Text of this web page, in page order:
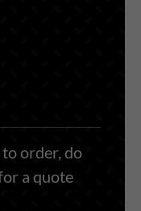
order, do
a quote